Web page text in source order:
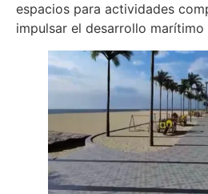
espacios para actividades
impulsar el desarrollo marítimo